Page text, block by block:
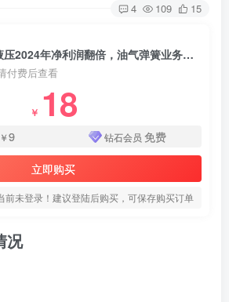
4 109 15
「万通液压」万通液压2024年净利润翻倍，油气弹簧业务爆发，
付费后查看
￥ 18
￥9 钻石会员 免费
立即购买
前未登录！建议登陆后购买，可保存购买订单
况